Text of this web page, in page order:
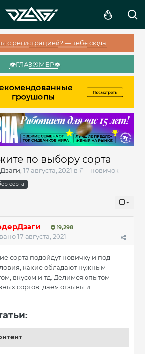
с регистрацией? — тебе сюда
👁️ГЛАЗ⦿МЕР👁️
по выбору сорта
, 17 августа, 2021 в Я – новичок
сорта
19,298
17 августа, 2021
сорта подойдут новичку и под
какие обладают нужным
вкусом и тд. Делимся опытом
сортов, даем отзывы и